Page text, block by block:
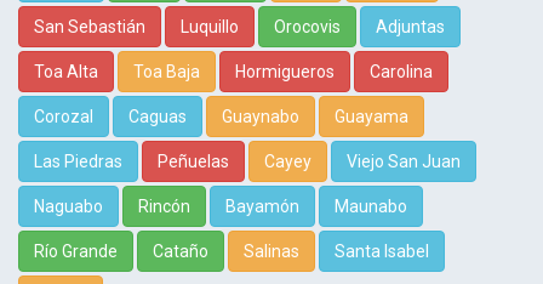
San Sebastián Luquillo Orocovis Adjuntas
Toa Alta Toa Baja Hormigueros Carolina
Corozal Caguas Guaynabo Guayama
Las Piedras Peñuelas Cayey Viejo San Juan
Naguabo Rincón Bayamón Maunabo
Río Grande Cataño Salinas Santa Isabel